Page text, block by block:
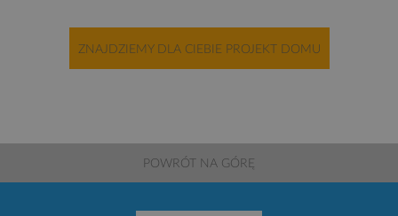
ZNAJDZIEMY DLA CIEBIE PROJEKT DOMU
POWRÓT NA GÓRĘ